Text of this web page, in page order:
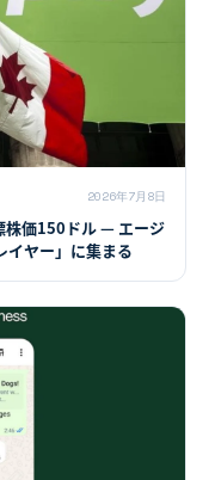
2026年7月8日
株価150ドル — エージ
イヤー」に集まる